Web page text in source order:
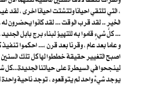
، التي تلتقي احيانا وتتشتت احيانا اخرى ، لقد
الخير .. لقد قرب الوقت ... لقد كانوا يحضرون له
... كلُّ شيءٍ قاموا به للتهيؤ لبناء برج بابل
و عاما بعد عام ، وقرنا بعد قرن ،... احكموا
اصبح التغيير حقيقة خططوا لها كل تلك
لينجحوا في السيطرة على حياتنا الجديدة...كل
يوجد شيءٌ واحد لم يتوقعوه ، توجد ناحية